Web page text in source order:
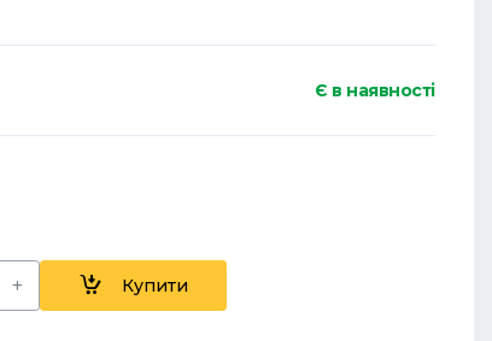
Є в наявності
Купити